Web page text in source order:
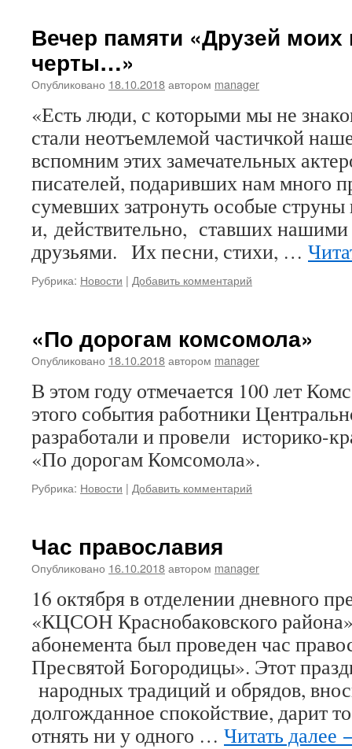
Вечер памяти «Друзей
черты…»
Опубликовано 18.10.2018автором manager
«Есть люди, с которыми мы не
стали неотъемлемой частичкой
вспомним этих замечательных
писателей, подаривших нам много
сумевших затронуть особые
и, действительно, ставших
друзьями. Их песни, стихи, …
Рубрика: Новости | Добавить комментарий
«По дорогам комсомола»
Опубликовано 18.10.2018автором manager
В этом году отмечается 100 лет
этого события работники
разработали и провели историко-
«По дорогам Комсомола».
Рубрика: Новости | Добавить комментарий
Час православия
Опубликовано 16.10.2018автором manager
16 октября в отделении дневного
«КЦСОН Краснобаковского
абонемента был проведен час
Пресвятой Богородицы». Этот
народных традиций и обрядов,
долгожданное спокойствие, дарит
отнять ни у одного … Читать далее